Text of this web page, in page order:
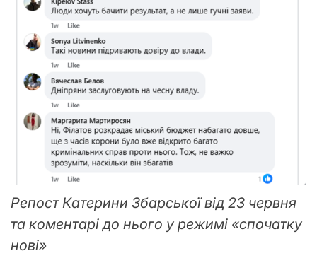
Репост Катерини Збарської від 23 червня
та коментарі до нього у режимі «спочатку
нові»